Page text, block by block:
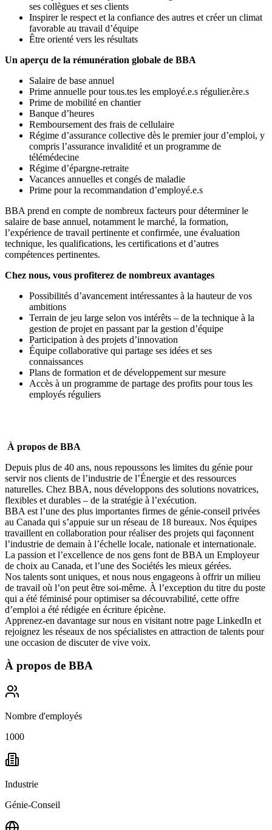
ses collègues et ses clients
Inspirer le respect et la confiance des autres et créer un climat
favorable au travail d’équipe
Être orienté vers les résultats
Un aperçu de la rémunération globale de BBA
Salaire de base annuel
Prime annuelle pour tous.tes les employé.e.s régulier.ère.s
Prime de mobilité en chantier
Banque d’heures
Remboursement des frais de cellulaire
Régime d’assurance collective dès le premier jour d’emploi, y
compris l’assurance invalidité et un programme de
télémédecine
Régime d’épargne-retraite
Vacances annuelles et congés de maladie
Prime pour la recommandation d’employé.e.s
BBA prend en compte de nombreux facteurs pour déterminer le
salaire de base annuel, notamment le marché, la formation,
l’expérience de travail pertinente et confirmée, une évaluation
technique, les qualifications, les certifications et d’autres
compétences pertinentes.
Chez nous, vous profiterez de nombreux avantages
Possibilités d’avancement intéressantes à la hauteur de vos
ambitions
Terrain de jeu large selon vos intérêts – de la technique à la
gestion de projet en passant par la gestion d’équipe
Participation à des projets d’innovation
Équipe collaborative qui partage ses idées et ses
connaissances
Plans de formation et de développement sur mesure
Accès à un programme de partage des profits pour tous les
employés réguliers
À propos de BBA
Depuis plus de 40 ans, nous repoussons les limites du génie pour
servir nos clients de l’industrie de l’Énergie et des ressources
naturelles. Chez BBA, nous développons des solutions novatrices,
flexibles et durables – de la stratégie à l’exécution.
BBA est l’une des plus importantes firmes de génie-conseil privées
au Canada qui s’appuie sur un réseau de 18 bureaux. Nos équipes
travaillent en collaboration pour réaliser des projets qui façonnent
l’industrie de demain à l’échelle locale, nationale et internationale.
La passion et l’excellence de nos gens font de BBA un Employeur
de choix au Canada, et l’une des Sociétés les mieux gérées.
Nos talents sont uniques, et nous nous engageons à offrirun milieu
de travail où l’on peut être soi-même. À l’exception du titre du poste
qui a été féminisé pour optimiser sa découvrabilité, cette offre
d’emploi a été rédigée en écriture épicène.
Apprenez-en davantage sur nous en visitant notre page LinkedIn et
rejoignez les réseaux de nos spécialistes en attraction de talents pour
une occasion de discuter de vive voix.
À propos de BBA
Nombre d'employés
1000
Industrie
Génie-Conseil